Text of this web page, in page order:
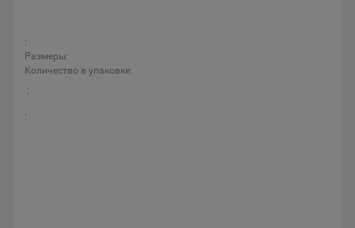
:
Размеры:
Количество в упаковке:
:
: